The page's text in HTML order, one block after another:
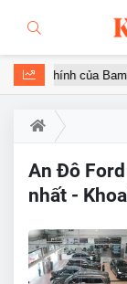
tài chính của
An Đô
nhất -